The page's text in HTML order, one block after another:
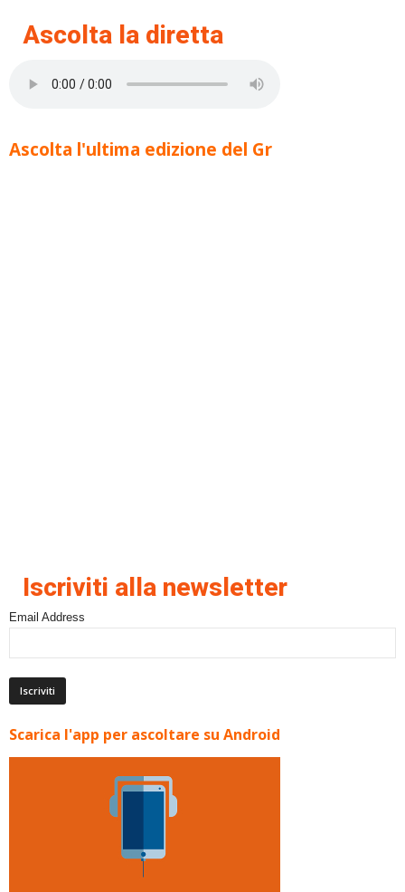
Ascolta la diretta
Ascolta l'ultima edizione del Gr
Iscriviti alla newsletter
Email Address
Scarica l'app per ascoltare su Android